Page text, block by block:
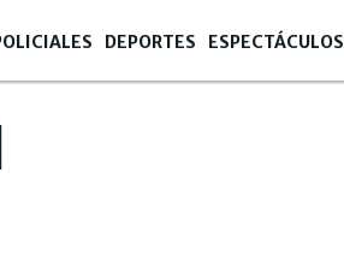
DEPORTES ESPECTÁCULOS